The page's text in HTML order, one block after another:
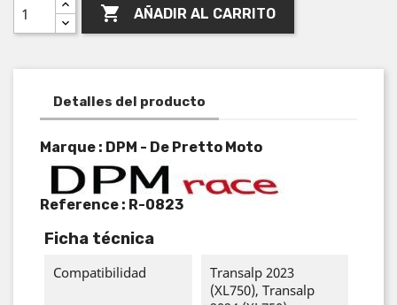
 AÑADIR AL CARRITO
Detalles del producto
Marque : DPM - De Pretto Moto
Reference : R-0823
Ficha técnica
Compatibilidad
Transalp 2023
(XL750), Transalp